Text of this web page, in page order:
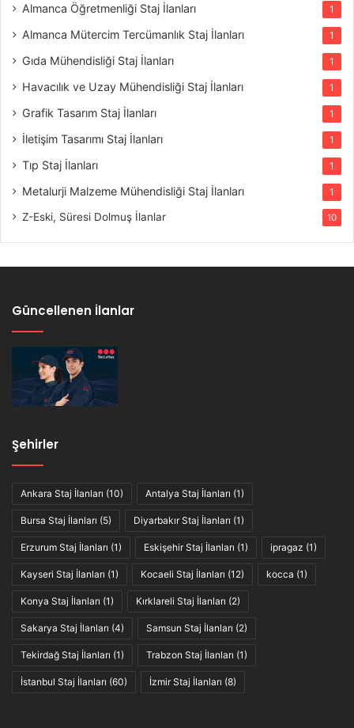
Almanca Öğretmenliği Staj İlanları 1
Almanca Mütercim Tercümanlık Staj İlanları 1
Gıda Mühendisliği Staj İlanları 1
Havacılık ve Uzay Mühendisliği Staj İlanları 1
Grafik Tasarım Staj İlanları 1
İletişim Tasarımı Staj İlanları 1
Tıp Staj İlanları 1
Metalurji Malzeme Mühendisliği Staj İlanları 1
Z-Eski, Süresi Dolmuş İlanlar 10
Güncellenen İlanlar
Şehirler
Ankara Staj İlanları (10) Antalya Staj İlanları (1)
Bursa Staj İlanları (5) Diyarbakır Staj İlanları (1)
Erzurum Staj İlanları (1) Eskişehir Staj İlanları (1) ipragaz (1)
Kayseri Staj İlanları (1) Kocaeli Staj İlanları (12) kocca (1)
Konya Staj İlanları (1) Kırklareli Staj İlanları (2)
Sakarya Staj İlanları (4) Samsun Staj İlanları (2)
Tekirdağ Staj İlanları (1) Trabzon Staj İlanları (1)
İstanbul Staj İlanları (60) İzmir Staj İlanları (8)